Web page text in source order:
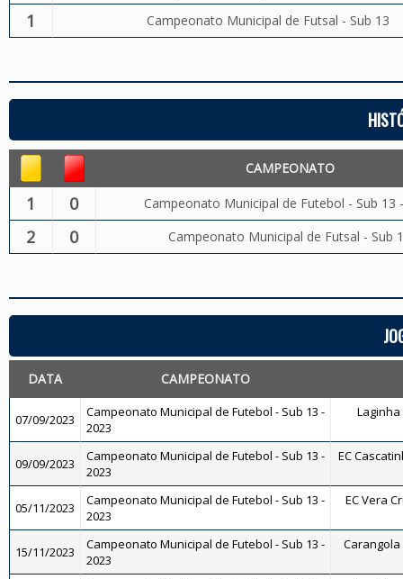
1 Campeonato Municipal de Futsal - Sub 13
CAMPEONATO
1 0 Campeonato Municipal de Futebol - Sub 13
2 0 Campeonato Municipal de Futsal - Sub
DATA CAMPEONATO
07/09/2023
Campeonato Municipal de Futebol - Sub 13 -
2023
Laginha
09/09/2023
Campeonato Municipal de Futebol - Sub 13 -
2023
EC
05/11/2023
Campeonato Municipal de Futebol - Sub 13 -
2023
EC Vera
15/11/2023
Campeonato Municipal de Futebol - Sub 13 -
2023
Carangola